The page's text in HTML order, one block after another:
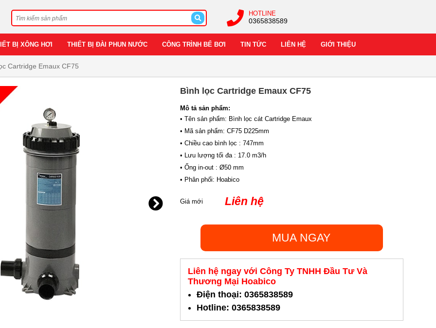
HOTLINE
0365838589
BỊ XÔNG HƠI THIẾT BỊ ĐÀI PHUN NƯỚC CÔNG TRÌNH BỂ BƠI TIN TỨC LIÊN HỆ GIỚI THIỆU
Cartridge Emaux CF75
Bình lọc Cartridge Emaux CF75
Mô tả sản phẩm:
• Tên sản phẩm: Bình lọc cát Cartridge Emaux
• Mã sản phẩm: CF75 D225mm
• Chiều cao bình lọc : 747mm
• Lưu lượng tối đa : 17.0 m3/h
• Ống in-out : Ø50 mm
• Phân phối: Hoabico
Giá mới Liên hệ
MUA NGAY
Liên hệ ngay với Công Ty TNHH Đầu Tư Và
Thương Mại Hoabico
Điện thoại: 0365838589
Hotline: 0365838589